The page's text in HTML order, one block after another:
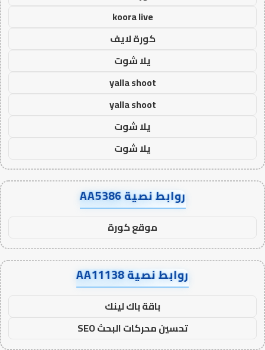
koora live
كورة لايف
يلا شوت
yalla shoot
yalla shoot
يلا شوت
يلا شوت
روابط نصية AA5386
موقع كورة
روابط نصية AA11138
باقة باك لينك
تحسين محركات البحث SEO